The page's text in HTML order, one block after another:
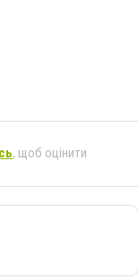
, щоб оцінити